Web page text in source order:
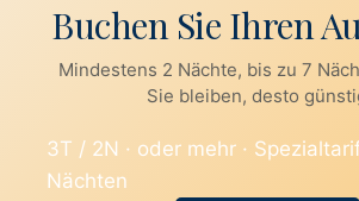
Buchen Sie Ihren
Mindestens 2 Nächte, bis zu 7
Sie bleiben, desto
3T / 2N · oder mehr ·
Nächten